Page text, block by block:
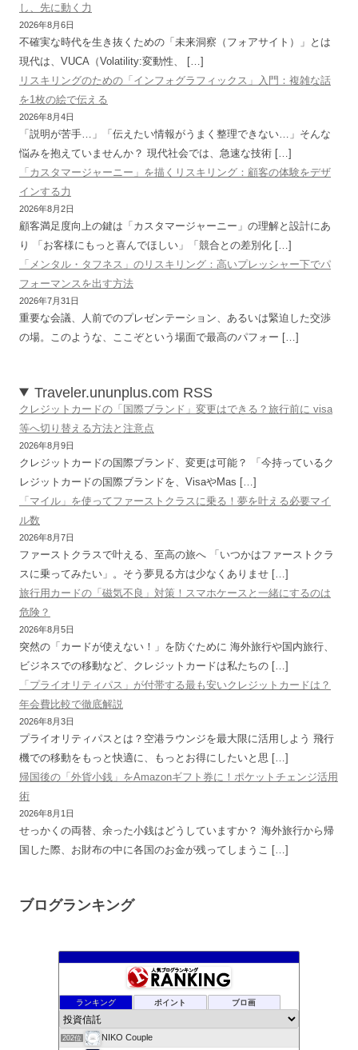
し、先に動く力
2026年8月6日
不確実な時代を生き抜くための「未来洞察（フォアサイト）」とは
現代は、VUCA（Volatility:変動性、 […]
リスキリングのための「インフォグラフィックス」入門：複雑な話
を1枚の絵で伝える
2026年8月4日
「説明が苦手…」「伝えたい情報がうまく整理できない…」そんな
悩みを抱えていませんか？ 現代社会では、急速な技術 […]
「カスタマージャーニー」を描くリスキリング：顧客の体験をデザ
インする力
2026年8月2日
顧客満足度向上の鍵は「カスタマージャーニー」の理解と設計にあ
り 「お客様にもっと喜んでほしい」「競合との差別化 […]
「メンタル・タフネス」のリスキリング：高いプレッシャー下でパ
フォーマンスを出す方法
2026年7月31日
重要な会議、人前でのプレゼンテーション、あるいは緊迫した交渉
の場。このような、ここぞという場面で最高のパフォー […]
Traveler.ununplus.com RSS
クレジットカードの「国際ブランド」変更はできる？旅行前に visa
等へ切り替える方法と注意点
2026年8月9日
クレジットカードの国際ブランド、変更は可能？ 「今持っているク
レジットカードの国際ブランドを、VisaやMas […]
「マイル」を使ってファーストクラスに乗る！夢を叶える必要マイ
ル数
2026年8月7日
ファーストクラスで叶える、至高の旅へ 「いつかはファーストクラ
スに乗ってみたい」。そう夢見る方は少なくありませ […]
旅行用カードの「磁気不良」対策！スマホケースと一緒にするのは
危険？
2026年8月5日
突然の「カードが使えない！」を防ぐために 海外旅行や国内旅行、
ビジネスでの移動など、クレジットカードは私たちの […]
「プライオリティパス」が付帯する最も安いクレジットカードは？
年会費比較で徹底解説
2026年8月3日
プライオリティパスとは？空港ラウンジを最大限に活用しよう 飛行
機での移動をもっと快適に、もっとお得にしたいと思 […]
帰国後の「外貨小銭」をAmazonギフト券に！ポケットチェンジ活用
術
2026年8月1日
せっかくの両替、余った小銭はどうしていますか？ 海外旅行から帰
国した際、お財布の中に各国のお金が残ってしまうこ […]
ブログランキング
ランキング ポイント ブロ画
198位 株式資産ウェイトアップ
tousisintaku’s diary
200位 ポイ活ガチ勢がポイントのみでS&P500に投資をするブログ
201位
202位 NIKO Couple